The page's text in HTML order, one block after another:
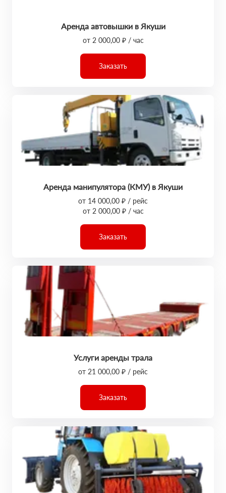
Аренда автовышки в Якуши
от 2 000,00 ₽ / час
Заказать
Аренда манипулятора (КМУ) в Якуши
от 14 000,00 ₽ / рейс
от 2 000,00 ₽ / час
Заказать
Услуги аренды трала
от 21 000,00 ₽ / рейс
Заказать